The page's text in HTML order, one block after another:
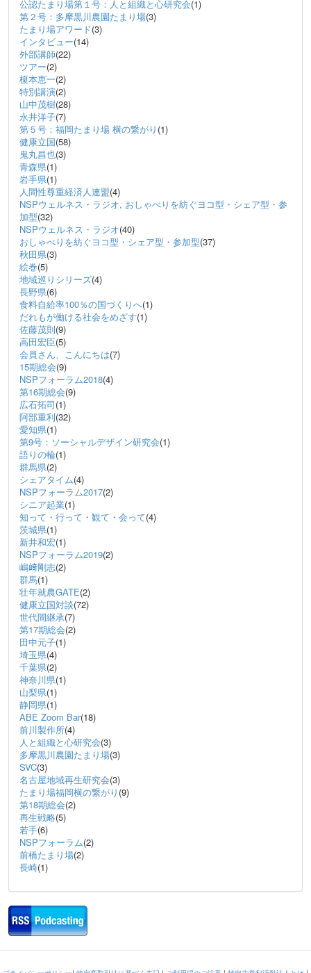
公認たまり場第１号：人と組織と心研究会(1)
第２号：多摩黒川農園たまり場(3)
たまり場アワード(3)
インタビュー(14)
外部講師(22)
ツアー(2)
榎本恵一(2)
特別講演(2)
山中茂樹(28)
永井洋子(7)
第５号：福岡たまり場 横の繋がり (1)
健康立国(58)
鬼丸昌也(3)
青森県(1)
岩手県(1)
人間性尊重経済人連盟(4)
NSPウェルネス・ラジオ, おしゃべりを紡ぐヨコ型・シェア型・参
加型(32)
NSPウェルネス・ラジオ(40)
おしゃべりを紡ぐヨコ型・シェア型・参加型(37)
秋田県(3)
絵巻(5)
地域巡りシリーズ(4)
長野県(6)
食料自給率100％の国づくりへ(1)
だれもが働ける社会をめざす(1)
佐藤茂則(9)
高田宏臣(5)
会員さん、こんにちは(7)
15期総会(9)
NSPフォーラム2018(4)
第16期総会(9)
広石拓司(1)
阿部重利(32)
愛知県(1)
第9号：ソーシャルデザイン研究会(1)
語りの輪(1)
群馬県(2)
シェアタイム(4)
NSPフォーラム2017(2)
シニア起業(1)
知って・行って・観て・会って(4)
茨城県(1)
新井和宏(1)
NSPフォーラム2019(2)
嶋﨑剛志(2)
群馬(1)
壮年就農GATE(2)
健康立国対談(72)
世代間継承(7)
第17期総会(2)
田中元子(1)
埼玉県(4)
千葉県(2)
神奈川県(1)
山梨県(1)
静岡県(1)
ABE Zoom Bar(18)
前川製作所(4)
人と組織と心研究会(3)
多摩黒川農園たまり場(3)
SVC(3)
名古屋地域再生研究会(3)
たまり場福岡横の繋がり (9)
第18期総会(2)
再生戦略(5)
若手(6)
NSPフォーラム(2)
前橋たまり場(2)
長崎(1)